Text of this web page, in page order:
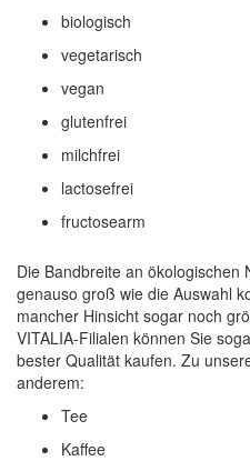
biologisch
vegetarisch
vegan
glutenfrei
milchfrei
lactosefrei
fructosearm
Die Bandbreite an ökologischen
genauso groß wie die Auswahl
mancher Hinsicht sogar noch
VITALIA-Filialen können Sie
bester Qualität kaufen. Zu
anderem:
Tee
Kaffee